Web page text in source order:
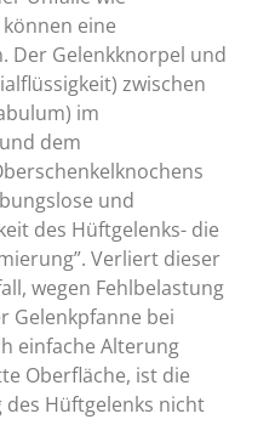
eine
Der Gelenkknorpel und
zwischen
im
dem
und
des Hüftgelenks- die
Verliert dieser
wegen Fehlbelastung
Gelenkpfanne bei
einfache Alterung
Oberfläche, ist die
Hüftgelenks nicht